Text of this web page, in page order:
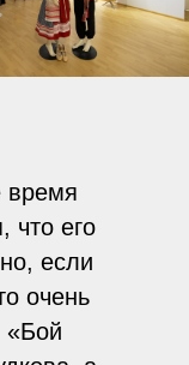
время
что его
если
очень